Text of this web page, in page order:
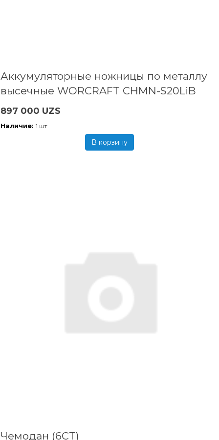
Аккумуляторные ножницы по металлу
высечные WORCRAFT CHMN-S20LiB
897 000 UZS
Наличие: 1 шт
В корзину
Чемодан (6CT)